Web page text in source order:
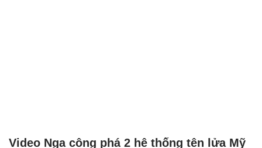
Video Nga công phá 2 hệ thống tên lửa Mỹ